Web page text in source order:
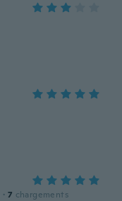
· 7 chargements